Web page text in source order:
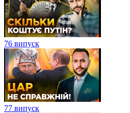
76 випуск
77 випуск